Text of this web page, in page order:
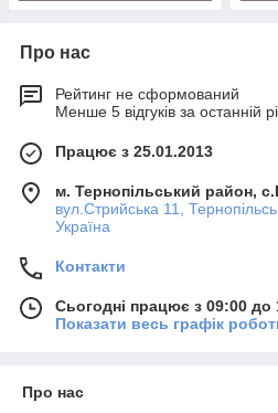
Про нас
Рейтинг не сформований
Менше 5 відгуків за останній
Працює з 25.01.2013
м. Тернопільський район,
вул.Стрийська 11,
Україна
Контакти
Сьогодні працює з 09:00 до
Показати весь графік
Про нас